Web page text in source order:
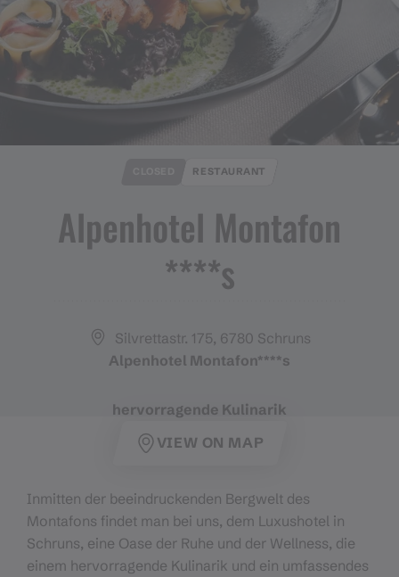
Alpenhotel Montafon
****s
RESTAURANT
Silvrettastr. 175, 6780 Schruns
Alpenhotel Montafon****s
hervorragende Kulinarik
VIEW ON MAP
Inmitten der beeindruckenden Bergwelt des
Montafons findet man bei uns, dem Luxushotel in
Schruns, eine Oase der Ruhe und der Wellness, die
einem hervorragende Kulinarik und ein umfassendes